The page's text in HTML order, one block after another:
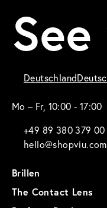
Deutschland
Mo – Fr, 10:00 - 17:00
+49 89 380 379 00
hello@shopviu.com
Brillen
The Contact Lens